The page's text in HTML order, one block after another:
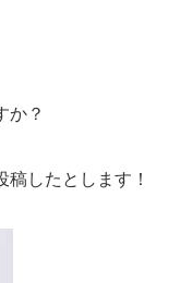
か？
したとします！